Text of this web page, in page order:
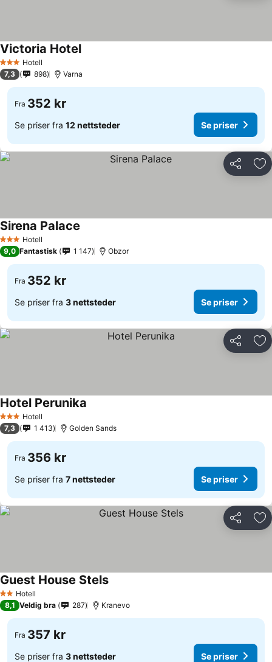
3 StjernerHotell
Victoria Hotel
7,3 898 Varna
Fra 352 kr
Se priser fra 12 nettsteder Se priser
Del
3 StjernerHotell
Sirena Palace
9,0 Fantastisk 1 147 Obzor
Fra 352 kr
Se priser fra 3 nettsteder Se priser
Del
3 StjernerHotell
Hotel Perunika
7,3 1 413 Golden Sands
Fra 356 kr
Se priser fra 7 nettsteder Se priser
Del
2 Stjerner
Hotell
Guest House Stels
8,1 Veldig bra 287 Kranevo
Fra 357 kr
Se priser fra 3 nettsteder Se priser